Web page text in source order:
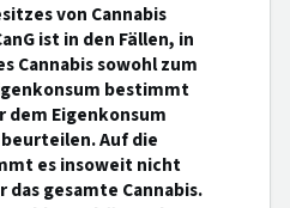
von Cannabis
ist in den Fällen, in
Cannabis sowohl zum
bestimmt
dem Eigenkonsum
Auf die
es insoweit nicht
gesamte Cannabis.